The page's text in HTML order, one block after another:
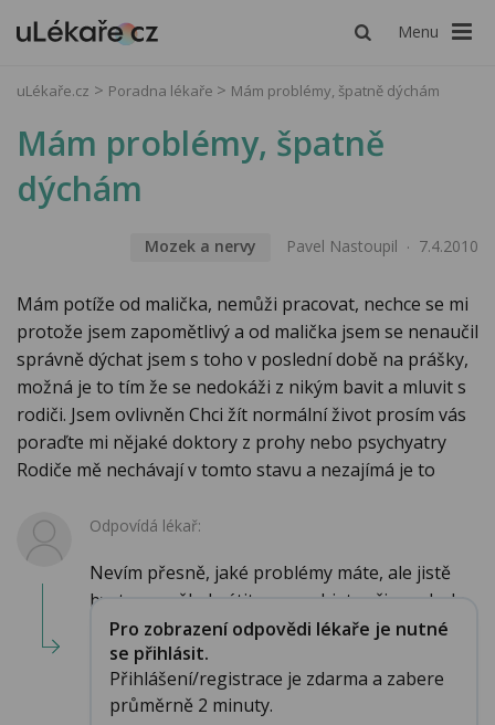
Menu
uLékaře.cz Poradna lékaře Mám problémy, špatně dýchám
Mám problémy, špatně
dýchám
Mozek a nervy Pavel Nastoupil 7.4.2010
Mám potíže od malička, nemůži pracovat, nechce se mi
protože jsem zapomětlivý a od malička jsem se nenaučil
správně dýchat jsem s toho v poslední době na prášky,
možná je to tím že se nedokáži z nikým bavit a mluvit s
rodiči. Jsem ovlivněn Chci žít normální život prosím vás
poraďte mi nějaké doktory z prohy nebo psychyatry
Rodiče mě nechávají v tomto stavu a nezajímá je to
Odpovídá lékař:
Nevím přesně, jaké problémy máte, ale jistě
byste se měl obrátit na psychiatra či psycholo...
Pro zobrazení odpovědi lékaře je nutné
se přihlásit.
Přihlášení/registrace je zdarma a zabere
průměrně 2 minuty.